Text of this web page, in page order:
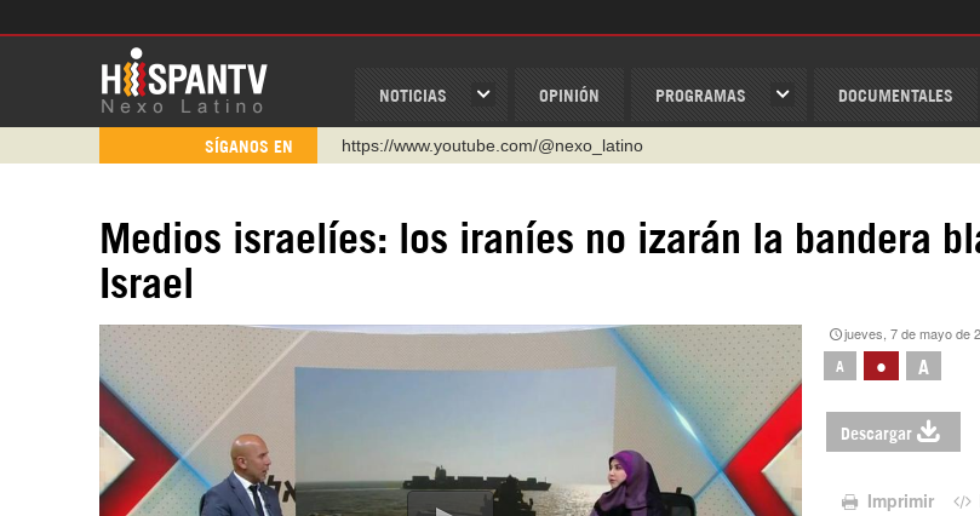
NOTICIAS OPINIÓN PROGRAMAS DOCUMENTALES
SÍGANOS EN
https://www.youtube.com/@nexo_latino
https://t.me/hispantvcanal
https://urmedium.com/c/hispantv
Instagram como: hispan_tv
https://www.facebook.com/Nexolatino.Canal
Medios israelíes: los iraníes no izarán la bandera
Israel
jueves, 7 de mayo de
A • A
Descargar
Imprimir